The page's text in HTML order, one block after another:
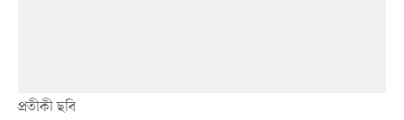
প্রতীকী ছবি